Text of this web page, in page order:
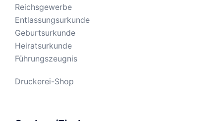
Reichsgewerbe
Entlassungsurkunde
Geburtsurkunde
Heiratsurkunde
Führungszeugnis
Druckerei-Shop